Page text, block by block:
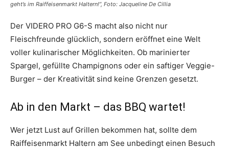
geht’s im Raiffeisenmarkt Haltern!“, Foto: Jacqueline De Cillia
Der VIDERO PRO G6-S macht also nicht nur
Fleischfreunde glücklich, sondern eröffnet eine Welt
voller kulinarischer Möglichkeiten. Ob marinierter
Spargel, gefüllte Champignons oder ein saftiger Veggie-
Burger – der Kreativität sind keine Grenzen gesetzt.
Ab in den Markt – das BBQ wartet!
Wer jetzt Lust auf Grillen bekommen hat, sollte dem
Raiffeisenmarkt Haltern am See unbedingt einen Besuch